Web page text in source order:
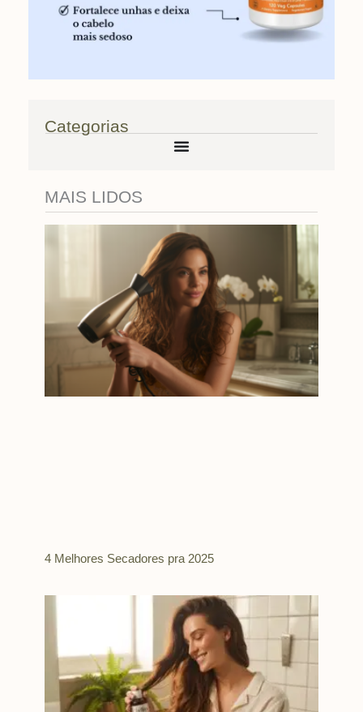
Categorias
MAIS LIDOS
4 Melhores Secadores pra 2025